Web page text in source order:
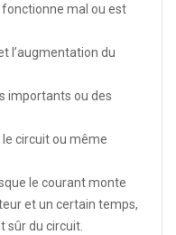
fonctionne mal ou est
l’augmentation du
importants ou des
circuit ou même
le courant monte
et un certain temps,
sûr du circuit.